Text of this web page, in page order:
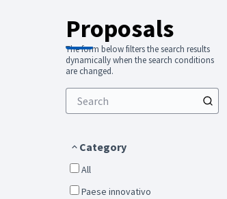
Proposals
The form below filters the search results
dynamically when the search conditions
are changed.
Category
All
Paese innovativo